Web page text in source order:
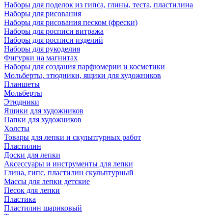
Наборы для поделок из гипса, глины, теста, пластилина
Наборы для рисования
Наборы для рисования песком (фрески)
Наборы для росписи витража
Наборы для росписи изделий
Наборы для рукоделия
Фигурки на магнитах
Наборы для создания парфюмерии и косметики
Мольберты, этюдники, ящики для художников
Планшеты
Мольберты
Этюдники
Ящики для художников
Папки для художников
Холсты
Товары для лепки и скульптурных работ
Пластилин
Доски для лепки
Аксессуары и инструменты для лепки
Глина, гипс, пластилин скульптурный
Массы для лепки детские
Песок для лепки
Пластика
Пластилин шариковый